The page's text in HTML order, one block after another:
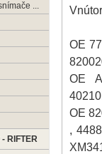
OE
OE
OE
,
...
RIFTER